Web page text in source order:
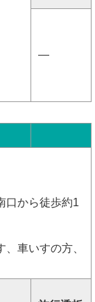
―
口から徒歩約1
車いすの方、